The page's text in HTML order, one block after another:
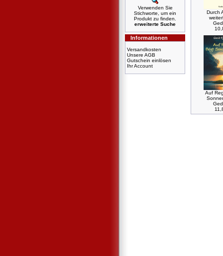
Verwenden Sie
Stichworte, um ein
Produkt zu finden.
erweiterte Suche
Informationen
Versandkosten
Unsere AGB
Gutschein einlösen
Ihr Account
Durch
Auf